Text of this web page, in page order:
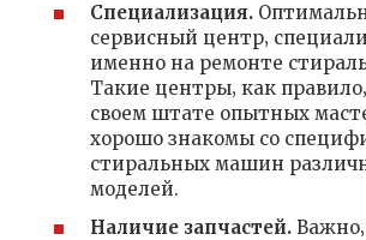
Специализация.
сервисный центр‚
именно на ремонте
Такие центры‚ как
своем штате опытных
хорошо знакомы со
стиральных машин
моделей.
Наличие запчастей.